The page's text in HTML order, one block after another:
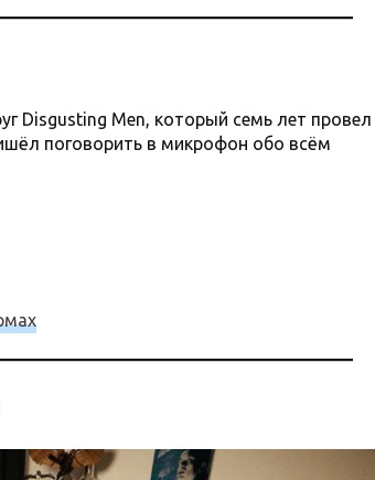
Disgusting Men, который семь лет провел
поговорить в микрофон обо всём